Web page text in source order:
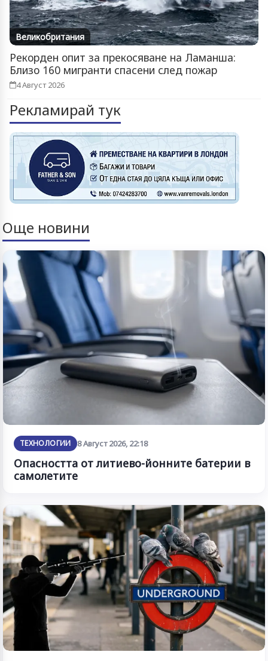
Великобритания
Рекорден опит за прекосяване на Ламанша:
Близо 160 мигранти спасени след пожар
4 Август 2026
Рекламирай тук
Още новини
ТЕХНОЛОГИИ 8 Август 2026, 22:18
Опасността от литиево-йонните батерии в
самолетите